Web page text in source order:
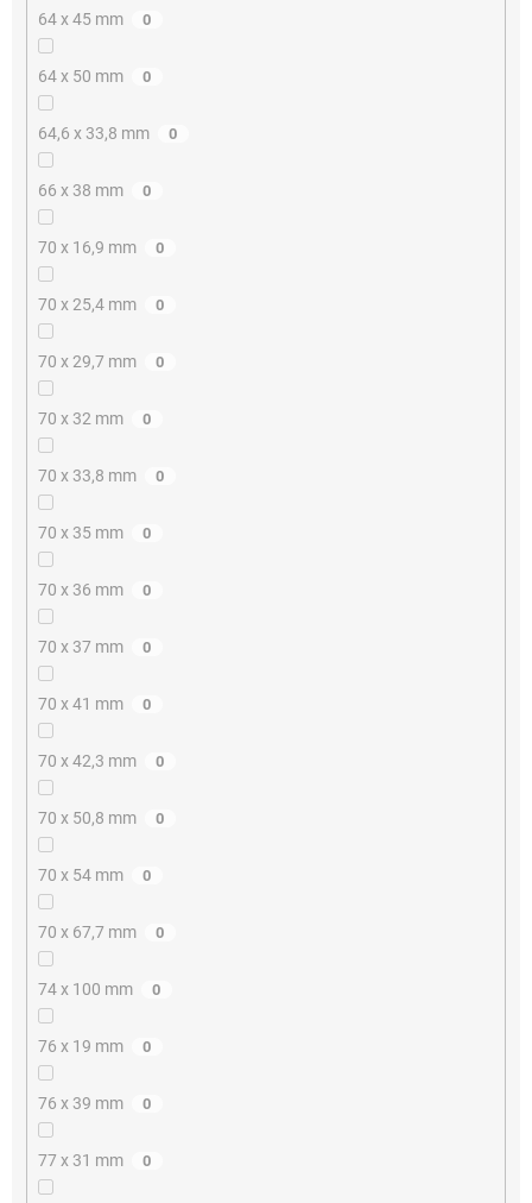
64 x 45 mm 0
64 x 50 mm 0
64,6 x 33,8 mm 0
66 x 38 mm 0
70 x 16,9 mm 0
70 x 25,4 mm 0
70 x 29,7 mm 0
70 x 32 mm 0
70 x 33,8 mm 0
70 x 35 mm 0
70 x 36 mm 0
70 x 37 mm 0
70 x 41 mm 0
70 x 42,3 mm 0
70 x 50,8 mm 0
70 x 54 mm 0
70 x 67,7 mm 0
74 x 100 mm 0
76 x 19 mm 0
76 x 39 mm 0
77 x 31 mm 0